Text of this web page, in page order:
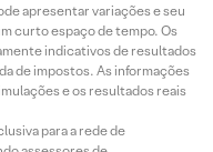
apresentar variações e seu
curto espaço de tempo. Os
indicativos de resultados
de impostos. As informações
e os resultados reais
para a rede de